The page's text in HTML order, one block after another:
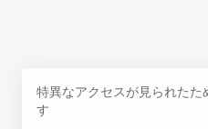
特異なアクセスが見られたた
す